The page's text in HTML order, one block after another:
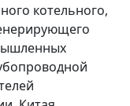
котельного,